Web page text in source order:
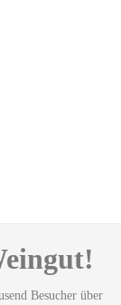
Besucher über